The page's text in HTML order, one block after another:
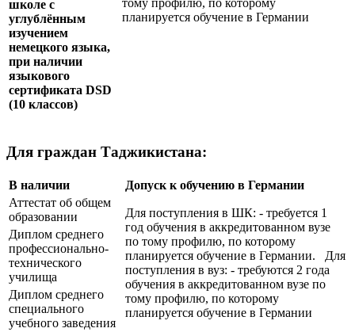
тому профилю, по которому
планируется обучение в Германии
школе с
углублённым
изучением
немецкого языка,
при наличии
языкового
сертификата DSD
(10 классов)
Для граждан Таджикистана:
В наличии
Допуск к обучению в Германии
Аттестат об общем
образовании
Для поступления в ШК: - требуется 1
год обучения в аккредитованном вузе
по тому профилю, по которому
планируется обучение в Германии. Для
поступления в вуз: - требуются 2 года
обучения в аккредитованном вузе по
тому профилю, по которому
планируется обучение в Германии
Диплом среднего
профессионально-
технического
училища
Диплом среднего
специального
учебного заведения